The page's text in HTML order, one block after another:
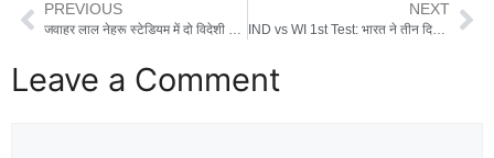
PREVIOUS
जवाहर लाल नेहरू स्टेडियम में दो विदेशी कोच को आवारा कुत्तों ने काटा, विजय गोयल ने उठाए सवाल
NEXT
IND vs WI 1st Test: भारत ने तीन दिन में जीता टेस्ट, वेस्टइंडीज को पारी और 140 रनों से हराया
Leave a Comment